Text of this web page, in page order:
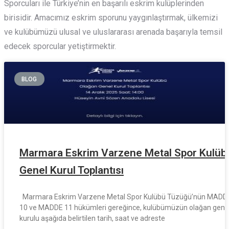
Sporcuları ile Türkiye’nin en başarılı eskrim kulüplerinden
birisidir. Amacımız eskrim sporunu yaygınlaştırmak, ülkemizi
ve kulübümüzü ulusal ve uluslararası arenada başarıyla temsil
edecek sporcular yetiştirmektir.
BLOG
Marmara Eskrim Varzene Metal Spor
Genel Kurul Toplantısı
Marmara Eskrim Varzene Metal Spor Kulübü Tüzüğü’nün
10 ve MADDE 11 hükümleri gereğince, kulübümüzün olağan
kurulu aşağıda belirtilen tarih, saat ve adreste